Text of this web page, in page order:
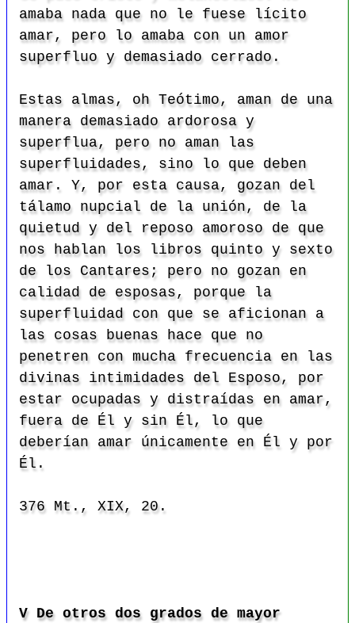
amaba nada que no le fuese lícito
amar, pero lo amaba con un amor
superfluo y demasiado cerrado.
Estas almas, oh Teótimo, aman de una
manera demasiado ardorosa y
superflua, pero no aman las
superfluidades, sino lo que deben
amar. Y, por esta causa, gozan del
tálamo nupcial de la unión, de la
quietud y del reposo amoroso de que
nos hablan los libros quinto y sexto
de los Cantares; pero no gozan en
calidad de esposas, porque la
superfluidad con que se aficionan a
las cosas buenas hace que no
penetren con mucha frecuencia en las
divinas intimidades del Esposo, por
estar ocupadas y distraídas en amar,
fuera de Él y sin Él, lo que
deberían amar únicamente en Él y por
Él.
376 Mt., XIX, 20.
V De otros dos grados de mayor